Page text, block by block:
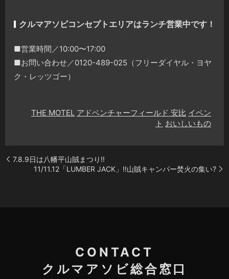
クルマアソビコンセプトエリアはランチ営業中です！
■営業時間／10:00〜17:00
■お問い合わせ／0120-489-025（フリーダイヤル・ヨヤ
ク・レッツゴー）
THE MOTEL アドベンチャーフィールド 安比 イベン
ト おいしいもの
7.8.9日は八幡平山賊まつり‼️
11/11.12「LUMBER JACK」‼️山賊キャンパー焚火の集い?
CONTACT
クルマアソビ総合窓口